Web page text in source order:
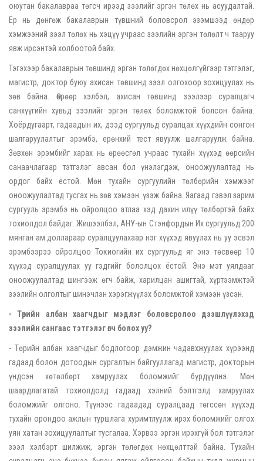
оюутан бакалавраа төгсч ирээд зээлийг эргэн төлөх нь асуудалтай.
Ер нь дөнгөж бакалаврын түвшний боловсрол эзэмшээд өндөр
хэмжээний зээл төлөх нь хэцүү учраас зээлийн эргэн төлөлт ч тааруу
явж ирсэнтэй холбоотой байх.
Тэгэхээр бакалаврын төвшинд эргэн төлөгдөх нөхцөлгүйгээр тэтгэлэг,
магистр, доктор буюу ахисан төвшинд зээл олгохоор зохицуулах нь
зөв байна. Өөрөөр хэлбэл, ахисан төвшинд зээлээр суралцагч
санхүүгийн хувьд зээлийг эргэн төлөх боломжтой болсон байна.
Хоёрдугаарт, гадаадын их, дээд сургуульд суралцах хүүхдийн сонгон
шалгаруулалтыг эрэмбэ, ерөнхий тест явуулж шалгаруулж байна.
Зөвхөн эрэмбийг харах нь өрөөсгөл учраас тухайн хүүхэд өөрсийн
санаачлагаар тэтгэлэг авсан бол үнэлэгдэж, оноожуулалтад нь
ордог байх ёстой. Мөн тухайн сургуулийн төлбөрийн хэмжээг
оноожуулалтад тусгах нь зөв хэмээн үзэж байна. Яагаад гэвэл зарим
сургууль эрэмбэ нь ойролцоо атлаа хэд дахин илүү төлбөртэй байх
тохиолдол байдаг. Жишээлбэл, АНУ-ын Стэнфордын Их сургуульд 200
мянган ам.доллараар суралцуулахаар нэг хүүхэд явуулах нь уу эсвэл
эрэмбээрээ ойролцоо Токиогийн их сургуульд яг энэ төсвөөр 10
хүүхэд суралцуулах уу гэдгийг бололцох ёстой. Энэ мэт уялдааг
оноожуулалтад шингээж өгч байж, харилцан ашигтай, хүртээмжтэй
зээлийн олголтыг шинэчлэн хэрэгжүүлэх боломжтой хэмээн үзсэн.
- Төрийн албан хаагчдыг мэдлэг боловсролоо дээшлүүлэхэд
зээлийн сангаас тэтгэлэг өгч болох уу?
- Төрийн албан хаагчдыг бодлогоор дэмжин чадавхжуулах хүрээнд
гадаад болон дотоодын сургалтын байгууллагад магистр, докторын
үндсэн хөтөлбөрт хамруулах боломжийг бүрдүүлнэ. Мөн
шаардлагатай тохиолдолд гадаад хэлний бэлтгэлд хамруулах
боломжийг олгоно. Түүнээс гадаадад суралцаад төгссөн хүүхэд
тухайн орондоо ажлын туршлага хуримтлуулж ирэх боломжийг олгох
уян хатан зохицуулалтыг тусгалаа. Хэрвээ эргэн ирэхгүй бол тэтгэлэг
зээл хэлбэрт шилжиж, эргэн төлөгдөх нөхцөлттэй байна. Тухайн